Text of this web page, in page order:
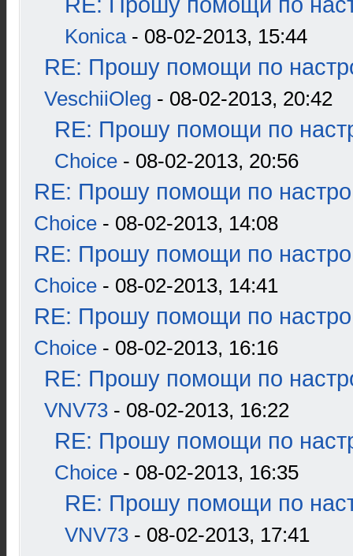
Konica- 08-02-2013, 15:44
RE: Прошу помощи по
VeschiiOleg - 08-02-2013, 20:42
RE: Прошу помощи по
Choice - 08-02-2013, 20:56
RE: Прошу помощи по
Choice - 08-02-2013, 14:08
RE: Прошу помощи по
Choice - 08-02-2013, 14:41
RE: Прошу помощи по
Choice - 08-02-2013, 16:16
RE: Прошу помощи по
VNV73 - 08-02-2013, 16:22
RE: Прошу помощи по
Choice - 08-02-2013, 16:35
RE: Прошу помощи по
VNV73 - 08-02-2013, 17:41